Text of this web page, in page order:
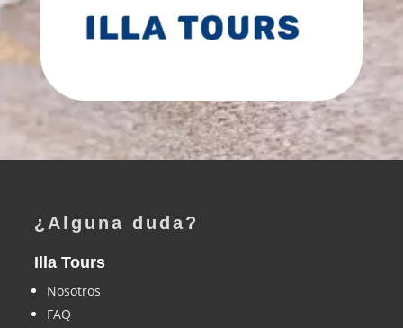
¿Alguna duda?
Illa Tours
Nosotros
FAQ